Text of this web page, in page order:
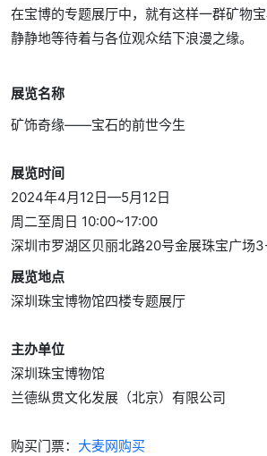
在宝博的专题展厅中，就有这样一群矿物
静静地等待着与各位观众结下浪漫之缘。
展览名称
矿饰奇缘——宝石的前世今生
展览时间
2024年4月12日—5月12日
周二至周日 10:00~17:00
深圳市罗湖区贝丽北路20号金展珠宝广场
展览地点
深圳珠宝博物馆四楼专题展厅
主办单位
深圳珠宝博物馆
兰德纵贯文化发展（北京）有限公司
购买门票： 大麦网购买